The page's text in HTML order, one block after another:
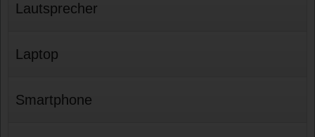
Lautsprecher
Laptop
Smartphone